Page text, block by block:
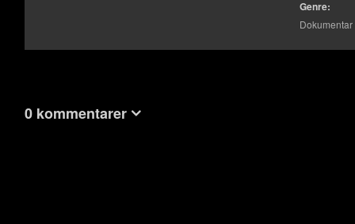
Genre:
Dokumentar
0 kommentarer